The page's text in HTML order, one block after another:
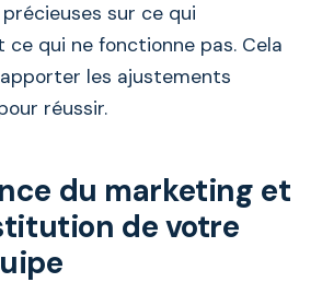
sur ce qui
qui ne fonctionne pas. Cela
les ajustements
réussir.
du marketing et
de votre